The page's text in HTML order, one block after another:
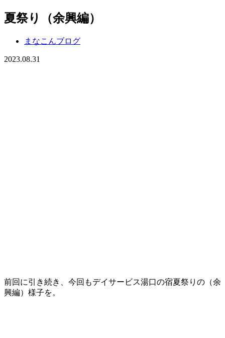
夏祭り（余興編）
まなこんブログ
2023.08.31
前回に引き続き、今回もデイサービス湯口の宿夏祭りの（余
興編）様子を。